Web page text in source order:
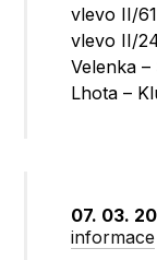
vlevo II/
vlevo II/
Velenka
Lhota –
07. 03.
informace